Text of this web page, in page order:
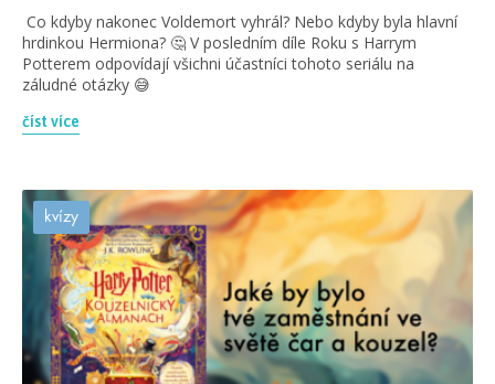
Co kdyby nakonec Voldemort vyhrál? Nebo kdyby byla hlavní
hrdinkou Hermiona? 🤔 V posledním díle Roku s Harrym
Potterem odpovídají všichni účastníci tohoto seriálu na
záludné otázky 😅
číst více
kvízy